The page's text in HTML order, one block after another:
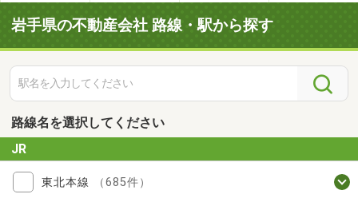
岩手県の不動産会社 路線・駅から探す
路線名を選択してください
JR
東北本線 （685件）